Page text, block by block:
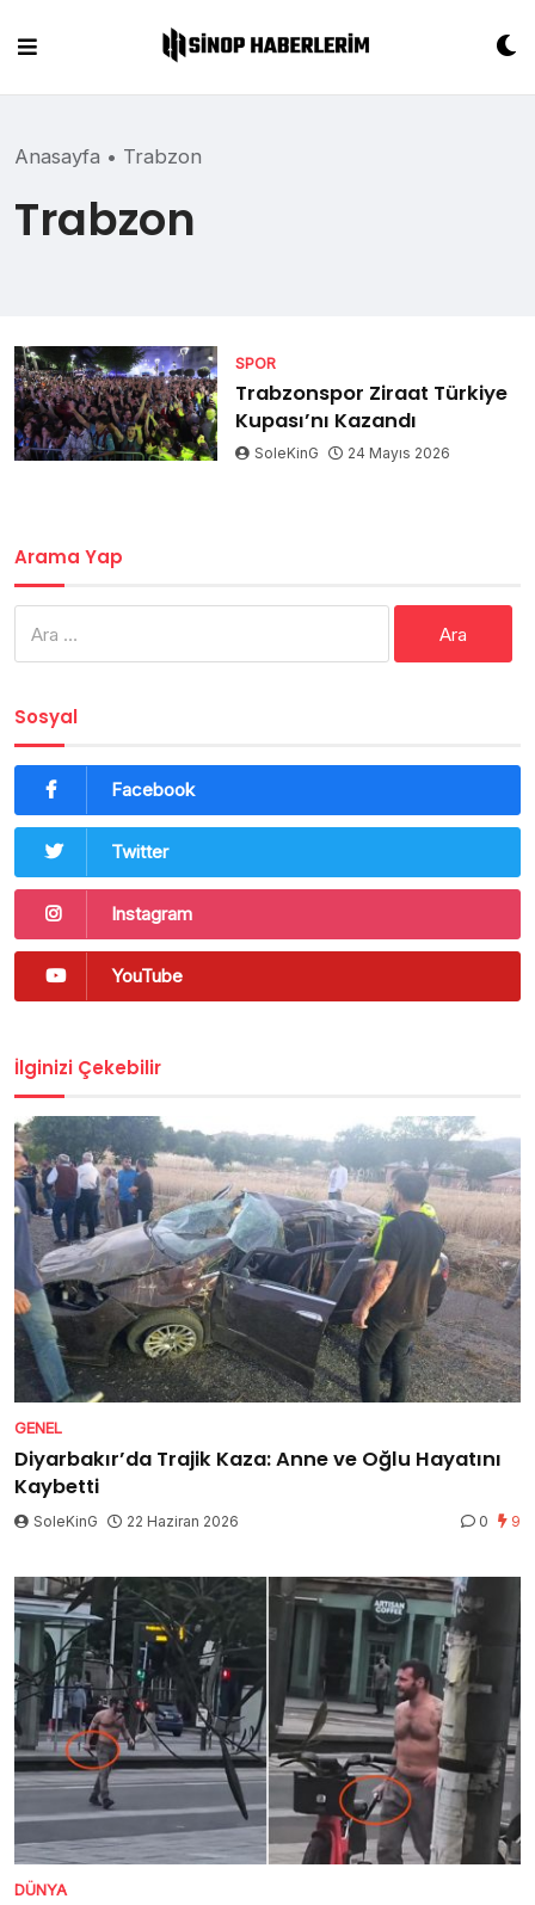
content
Anasayfa • Trabzon
Trabzon
SPOR
Trabzonspor Ziraat Türkiye
Kupası’nı Kazandı
SoleKinG 24 Mayıs 2026
Arama Yap
Sosyal
Facebook
Twitter
Instagram
YouTube
İlginizi Çekebilir
GENEL
Diyarbakır’da Trajik Kaza: Anne ve Oğlu Hayatını
Kaybetti
SoleKinG 22 Haziran 2026 0 9
DÜNYA